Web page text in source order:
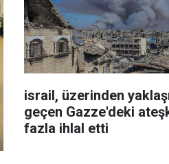
israil, üzerinden
geçen Gazze'deki
fazla ihlal etti